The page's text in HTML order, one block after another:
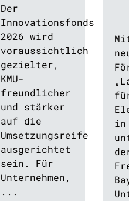
Der
Innovationsfonds
2026 wird
voraussichtlich
gezielter,
KMU-
freundlicher
und stärker
auf die
Umsetzungsreife
ausgerichtet
sein. Für
Unternehmen,
...
in